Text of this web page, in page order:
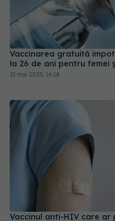
Vaccinarea gratuită
la 26 de ani pentru femei
21 mai 2025, 16:18
Vaccinul anti-HIV care ar